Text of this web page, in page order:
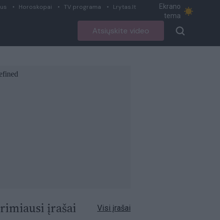
Horoskopai TV programa Lrytas.lt
Ekrano
tema
Atsiųskite video
įrašai Visi įrašai